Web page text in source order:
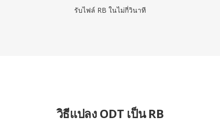
รับไฟล์ RB ในไม่กี่วินาที
วิธีแปลง ODT เป็น RB